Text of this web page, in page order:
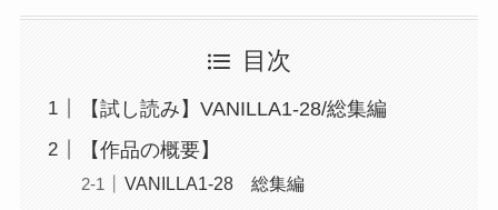
目次
【試し読み】VANILLA1-28/総集編
【作品の概要】
VANILLA1-28 総集編